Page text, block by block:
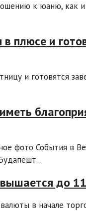
к юаню, как
плюсе и
и готовятся
фото События в
до
в начале